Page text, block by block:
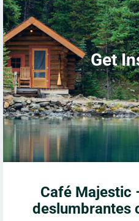
Get
Café Majestic
deslumbrantes